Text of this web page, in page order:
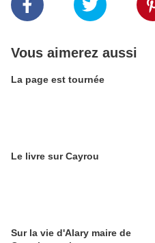
Vous aimerez aussi
La page est tournée
Le livre sur Cayrou
Sur la vie d'Alary maire de